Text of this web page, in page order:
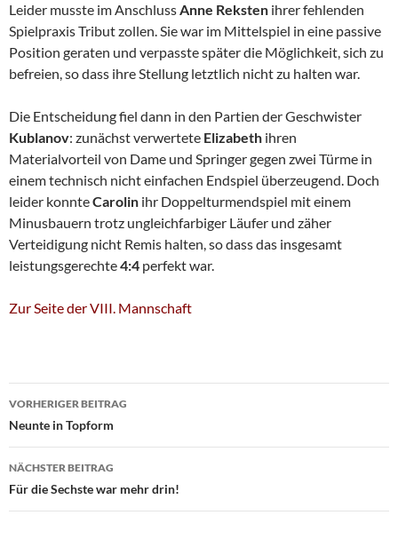
Leider musste im AnschlussAnne Reksten ihrer fehlenden
Spielpraxis Tribut zollen. Sie war im Mittelspiel in eine passive
Position geraten und verpasste später die Möglichkeit, sich zu
befreien, so dass ihre Stellung letztlich nicht zu halten war.
Die Entscheidung fiel dann in den Partien der Geschwister
Kublanov: zunächst verwertete Elizabeth ihren
Materialvorteil von Dame und Springer gegen zwei Türme in
einem technisch nicht einfachen Endspiel überzeugend. Doch
leider konnteCarolin ihr Doppelturmendspiel mit einem
Minusbauern trotz ungleichfarbiger Läufer und zäher
Verteidigung nicht Remis halten, so dass das insgesamt
leistungsgerechte4:4 perfekt war.
Zur Seite der VIII. Mannschaft
Beitragsnavigation
VORHERIGER BEITRAG
Neunte in Topform
NÄCHSTER BEITRAG
Für die Sechste war mehr drin!